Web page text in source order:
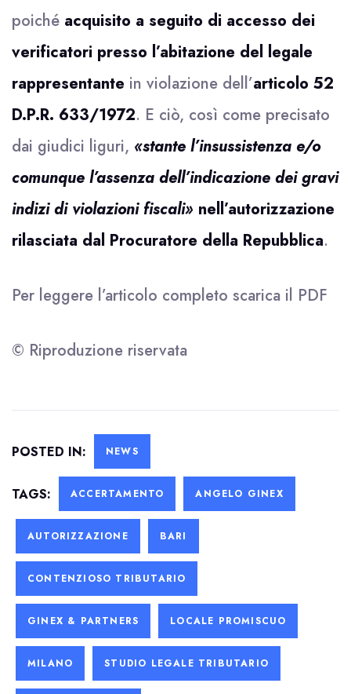
poiché acquisito a seguito di accesso dei
verificatori presso l’abitazione del legale
rappresentante in violazione dell’articolo 52
D.P.R. 633/1972. E ciò, così come precisato
dai giudici liguri, «stante l’insussistenza e/o
comunque l’assenza dell’indicazione dei gravi
indizi di violazioni fiscali» nell’autorizzazione
rilasciata dal Procuratore della Repubblica.
Per leggere l’articolo completo scarica il PDF
© Riproduzione riservata
POSTED IN: NEWS
TAGS: ACCERTAMENTO ANGELO GINEX
AUTORIZZAZIONE BARI
CONTENZIOSO TRIBUTARIO
GINEX & PARTNERS LOCALE PROMISCUO
MILANO STUDIO LEGALE TRIBUTARIO